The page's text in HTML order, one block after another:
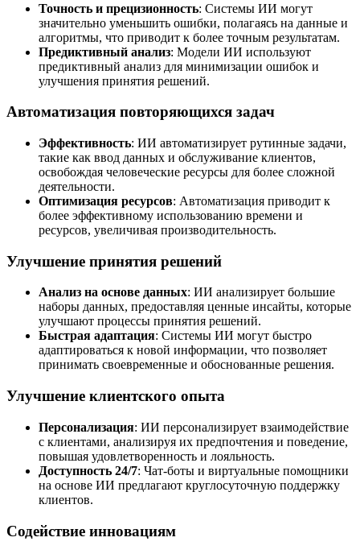
Точность и прецизионность: Системы ИИ могут
значительно уменьшить ошибки, полагаясь на данные и
алгоритмы, что приводит к более точным результатам.
Предиктивный анализ: Модели ИИ используют
предиктивный анализ для минимизации ошибок и
улучшения принятия решений.
Автоматизация повторяющихся задач
Эффективность: ИИ автоматизирует рутинные задачи,
такие как ввод данных и обслуживание клиентов,
освобождая человеческие ресурсы для более сложной
деятельности.
Оптимизация ресурсов: Автоматизация приводит к
более эффективному использованию времени и
ресурсов, увеличивая производительность.
Улучшение принятия решений
Анализ на основе данных: ИИ анализирует большие
наборы данных, предоставляя ценные инсайты, которые
улучшают процессы принятия решений.
Быстрая адаптация: Системы ИИ могут быстро
адаптироваться к новой информации, что позволяет
принимать своевременные и обоснованные решения.
Улучшение клиентского опыта
Персонализация: ИИ персонализирует взаимодействие
с клиентами, анализируя их предпочтения и поведение,
повышая удовлетворенность и лояльность.
Доступность 24/7: Чат-боты и виртуальные помощники
на основе ИИ предлагают круглосуточную поддержку
клиентов.
Содействие инновациям